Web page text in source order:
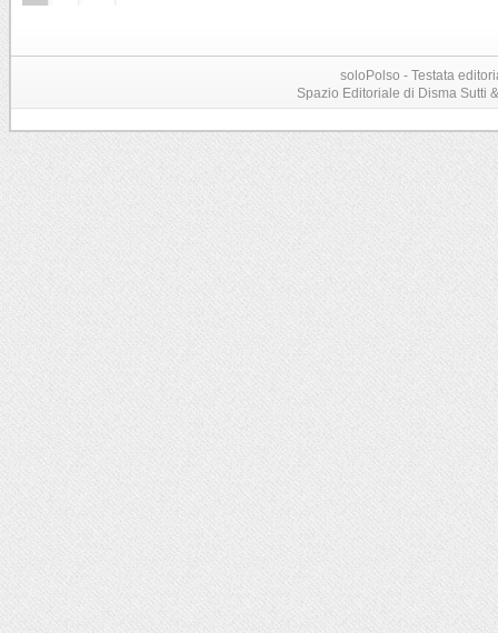
soloPolso - Testata
Spazio Editoriale di Disma Sutti